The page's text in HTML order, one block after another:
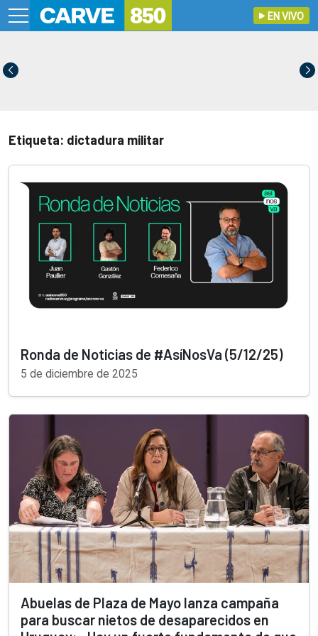
EN VIVO
Etiqueta: dictadura militar
Ronda de Noticias de #AsíNosVa (5/12/25)
5 de diciembre de 2025
Abuelas de Plaza de Mayo lanza campaña
para buscar nietos de desaparecidos en